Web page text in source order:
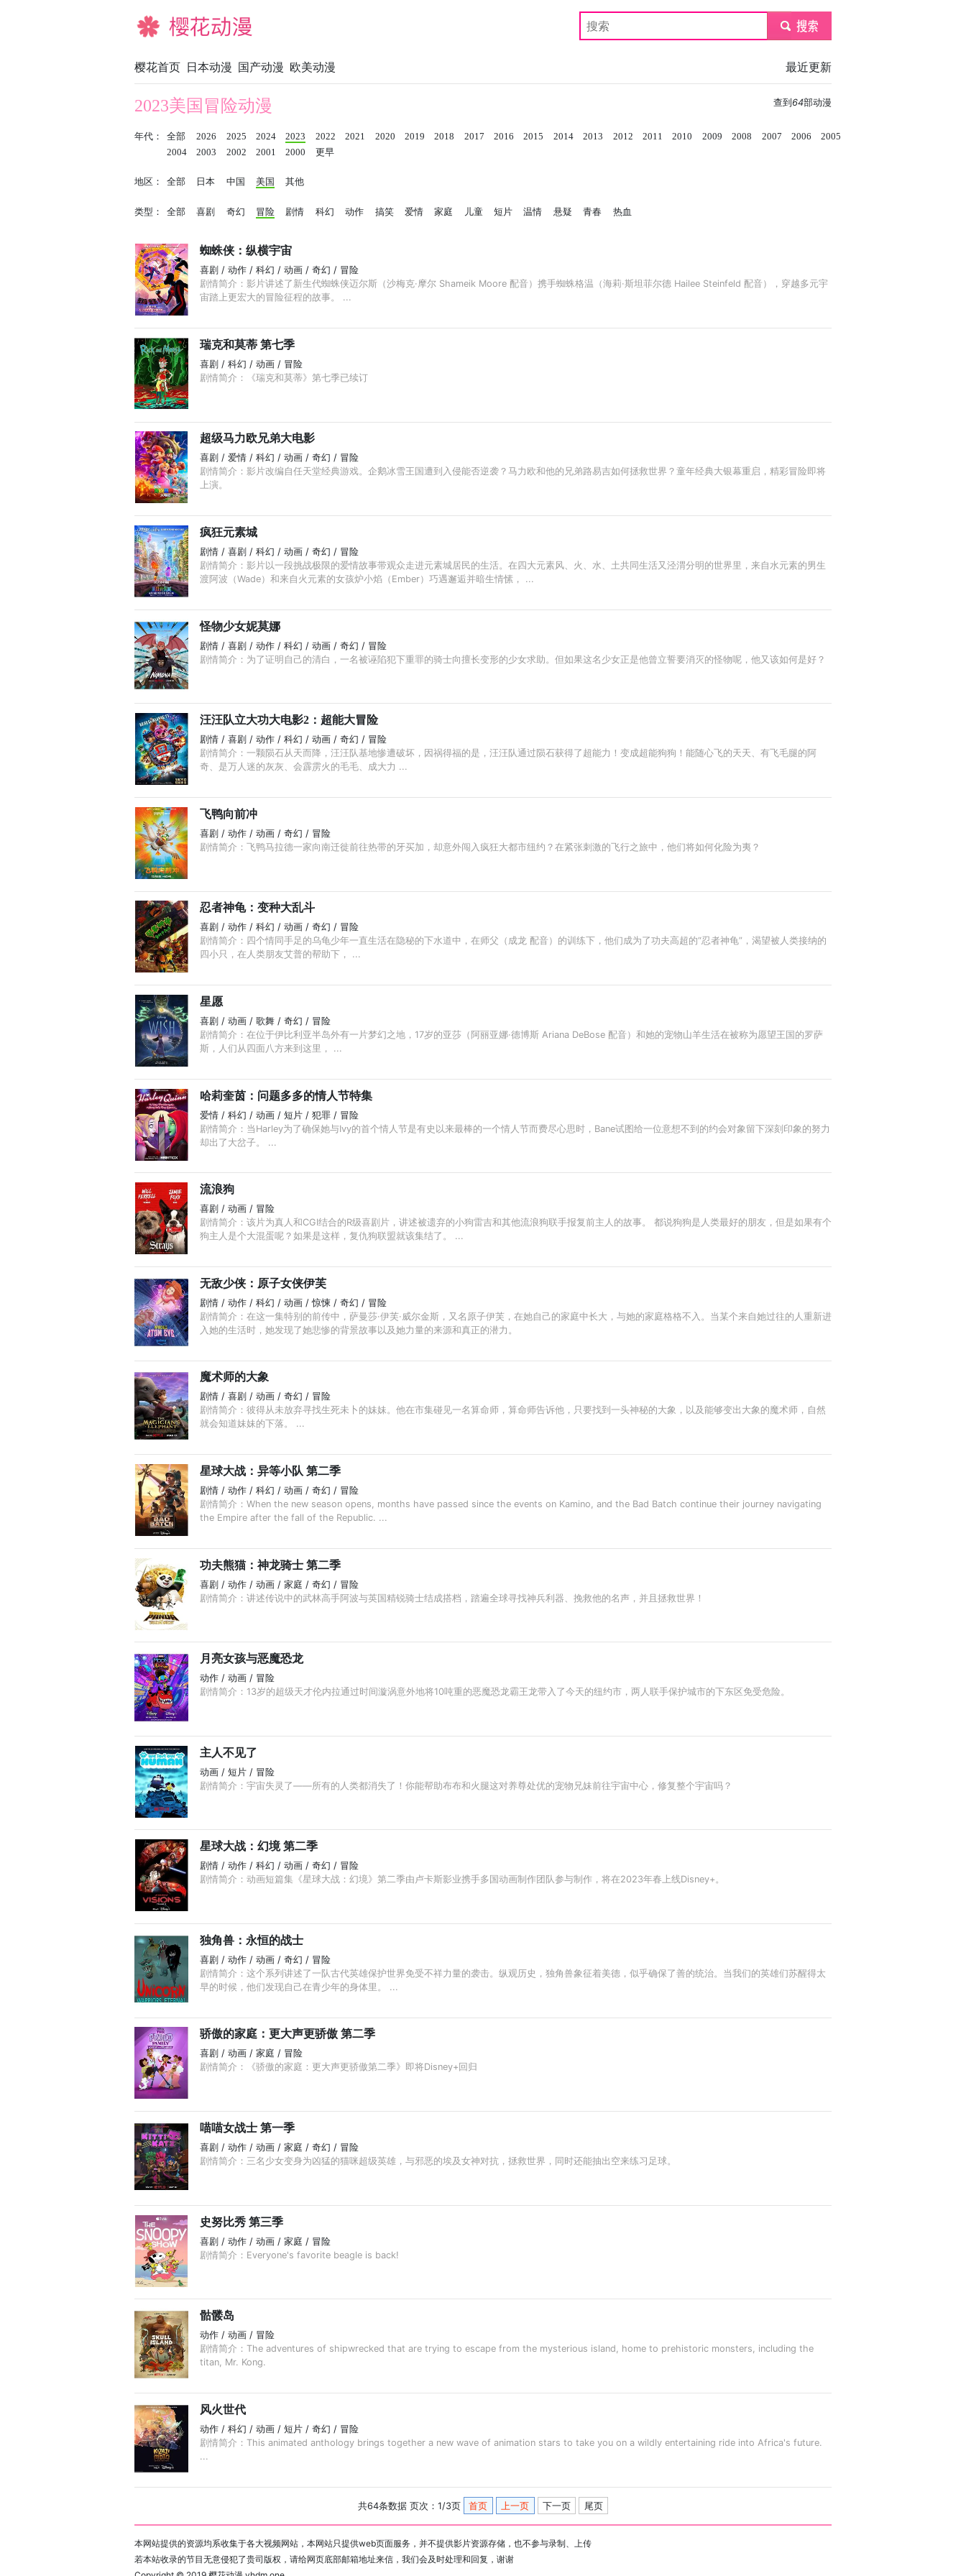
樱花动漫 submit
樱花首页 日本动漫 国产动漫 欧美动漫 最近更新
查到 64部动漫
2023美国冒险动漫
年代： 全部 2026 2025 2024 2023 2022 2021 2020 2019 2018 2017 2016 2015 2014 2013 2012 2011 2010 2009 2008 2007 2006
2005
2004
2003 2002 2001 2000 更早
地区： 全部 日本 中国 美国 其他
类型： 全部 喜剧 奇幻 冒险 剧情 科幻 动作 搞笑 爱情 家庭 儿童 短片 温情 悬疑 青春 热血
蜘蛛侠：纵横宇宙
喜剧 / 动作 / 科幻 / 动画 / 奇幻 / 冒险
剧情简介：影片讲述了新生代蜘蛛侠迈尔斯（沙梅克·摩尔 Shameik Moore 配音）携手蜘蛛格温（海莉·斯坦菲尔德 Hailee Steinfeld 配音），穿越多元宇
宙踏上更宏大的冒险征程的故事。 ...
瑞克和莫蒂 第七季
喜剧 / 科幻 / 动画 / 冒险
剧情简介：《瑞克和莫蒂》第七季已续订
超级马力欧兄弟大电影
喜剧 / 爱情 / 科幻 / 动画 / 奇幻 / 冒险
剧情简介：影片改编自任天堂经典游戏。企鹅冰雪王国遭到入侵能否逆袭？马力欧和他的兄弟路易吉如何拯救世界？童年经典大银幕重启，精彩冒险即将
上演。
疯狂元素城
剧情 / 喜剧 / 科幻 / 动画 / 奇幻 / 冒险
剧情简介：影片以一段挑战极限的爱情故事带观众走进元素城居民的生活。在四大元素风、火、水、土共同生活又泾渭分明的世界里，来自水元素的男生
渡阿波（Wade）和来自火元素的女孩炉小焰（Ember）巧遇邂逅并暗生情愫， ...
怪物少女妮莫娜
剧情 / 喜剧 / 动作 / 科幻 / 动画 / 奇幻 / 冒险
剧情简介：为了证明自己的清白，一名被诬陷犯下重罪的骑士向擅长变形的少女求助。但如果这名少女正是他曾立誓要消灭的怪物呢，他又该如何是好？
汪汪队立大功大电影2：超能大冒险
剧情 / 喜剧 / 动作 / 科幻 / 动画 / 奇幻 / 冒险
剧情简介：一颗陨石从天而降，汪汪队基地惨遭破坏，因祸得福的是，汪汪队通过陨石获得了超能力！变成超能狗狗！能随心飞的天天、有飞毛腿的阿
奇、是万人迷的灰灰、会霹雳火的毛毛、成大力 ...
飞鸭向前冲
喜剧 / 动作 / 动画 / 奇幻 / 冒险
剧情简介：飞鸭马拉德一家向南迁徙前往热带的牙买加，却意外闯入疯狂大都市纽约？在紧张刺激的飞行之旅中，他们将如何化险为夷？
忍者神龟：变种大乱斗
喜剧 / 动作 / 科幻 / 动画 / 奇幻 / 冒险
剧情简介：四个情同手足的乌龟少年一直生活在隐秘的下水道中，在师父（成龙 配音）的训练下，他们成为了功夫高超的“忍者神龟”，渴望被人类接纳的
四小只，在人类朋友艾普的帮助下， ...
星愿
喜剧 / 动画 / 歌舞 / 奇幻 / 冒险
剧情简介：在位于伊比利亚半岛外有一片梦幻之地，17岁的亚莎（阿丽亚娜·德博斯 Ariana DeBose 配音）和她的宠物山羊生活在被称为愿望王国的罗萨
斯，人们从四面八方来到这里， ...
哈莉奎茵：问题多多的情人节特集
爱情 / 科幻 / 动画 / 短片 / 犯罪 / 冒险
剧情简介：当Harley为了确保她与Ivy的首个情人节是有史以来最棒的一个情人节而费尽心思时，Bane试图给一位意想不到的约会对象留下深刻印象的努力
却出了大岔子。 ...
流浪狗
喜剧 / 动画 / 冒险
剧情简介：该片为真人和CGI结合的R级喜剧片，讲述被遗弃的小狗雷吉和其他流浪狗联手报复前主人的故事。 都说狗狗是人类最好的朋友，但是如果有个
狗主人是个大混蛋呢？如果是这样，复仇狗联盟就该集结了。 ...
无敌少侠：原子女侠伊芙
剧情 / 动作 / 科幻 / 动画 / 惊悚 / 奇幻 / 冒险
剧情简介：在这一集特别的前传中，萨曼莎·伊芙·威尔金斯，又名原子伊芙，在她自己的家庭中长大，与她的家庭格格不入。当某个来自她过往的人重新进
入她的生活时，她发现了她悲惨的背景故事以及她力量的来源和真正的潜力。
魔术师的大象
剧情 / 喜剧 / 动画 / 奇幻 / 冒险
剧情简介：彼得从未放弃寻找生死未卜的妹妹。他在市集碰见一名算命师，算命师告诉他，只要找到一头神秘的大象，以及能够变出大象的魔术师，自然
就会知道妹妹的下落。 ...
星球大战：异等小队 第二季
剧情 / 动作 / 科幻 / 动画 / 奇幻 / 冒险
剧情简介：When the new season opens, months have passed since the events on Kamino, and the Bad Batch continue their journey navigating
the Empire after the fall of the Republic. ...
功夫熊猫：神龙骑士 第二季
喜剧 / 动作 / 动画 / 家庭 / 奇幻 / 冒险
剧情简介：讲述传说中的武林高手阿波与英国精锐骑士结成搭档，踏遍全球寻找神兵利器、挽救他的名声，并且拯救世界！
月亮女孩与恶魔恐龙
动作 / 动画 / 冒险
剧情简介：13岁的超级天才伦内拉通过时间漩涡意外地将10吨重的恶魔恐龙霸王龙带入了今天的纽约市，两人联手保护城市的下东区免受危险。
主人不见了
动画 / 短片 / 冒险
剧情简介：宇宙失灵了——所有的人类都消失了！你能帮助布布和火腿这对养尊处优的宠物兄妹前往宇宙中心，修复整个宇宙吗？
星球大战：幻境 第二季
剧情 / 动作 / 科幻 / 动画 / 奇幻 / 冒险
剧情简介：动画短篇集《星球大战：幻境》第二季由卢卡斯影业携手多国动画制作团队参与制作，将在2023年春上线Disney+。
独角兽：永恒的战士
喜剧 / 动作 / 动画 / 奇幻 / 冒险
剧情简介：这个系列讲述了一队古代英雄保护世界免受不祥力量的袭击。纵观历史，独角兽象征着美德，似乎确保了善的统治。当我们的英雄们苏醒得太
早的时候，他们发现自己在青少年的身体里。 ...
骄傲的家庭：更大声更骄傲 第二季
喜剧 / 动画 / 家庭 / 冒险
剧情简介：《骄傲的家庭：更大声更骄傲第二季》即将Disney+回归
喵喵女战士 第一季
喜剧 / 动作 / 动画 / 家庭 / 奇幻 / 冒险
剧情简介：三名少女变身为凶猛的猫咪超级英雄，与邪恶的埃及女神对抗，拯救世界，同时还能抽出空来练习足球。
史努比秀 第三季
喜剧 / 动作 / 动画 / 家庭 / 冒险
剧情简介：Everyone's favorite beagle is back!
骷髅岛
动作 / 动画 / 冒险
剧情简介：The adventures of shipwrecked that are trying to escape from the mysterious island, home to prehistoric monsters, including the
titan, Mr. Kong.
风火世代
动作 / 科幻 / 动画 / 短片 / 奇幻 / 冒险
剧情简介：This animated anthology brings together a new wave of animation stars to take you on a wildly entertaining ride into Africa's future.
...
共64条数据 页次：1/3页 首页 上一页 下一页 尾页
本网站提供的资源均系收集于各大视频网站，本网站只提供web页面服务，并不提供影片资源存储，也不参与录制、上传
若本站收录的节目无意侵犯了贵司版权，请给网页底部邮箱地址来信，我们会及时处理和回复，谢谢